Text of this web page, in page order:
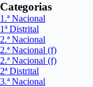
Categorias
1.ª Nacional
1ª Distrital
2.ª Nacional
2.ª Nacional (f)
2.ª Nacional (f)
2ª Distrital
3.ª Nacional